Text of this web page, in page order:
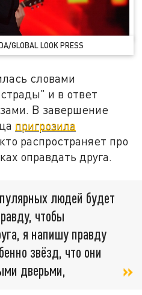
GLOBAL LOOK PRESS
словами
и в ответ
В завершение
пригрозила
распространяет про
оправдать друга.
людей будет
чтобы
я напишу правду
звёзд, что они
дверьми,